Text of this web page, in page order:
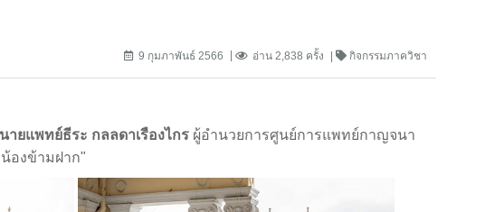
9 กุมภาพันธ์ 2566 อ่าน 2,838 ครั้ง กิจกรรมภาควิชา
ายแพทย์ธีระ กลลดาเรืองไกร ผู้อำนวยการศูนย์การแพทย์กาญจนา
องข้ามฝาก"